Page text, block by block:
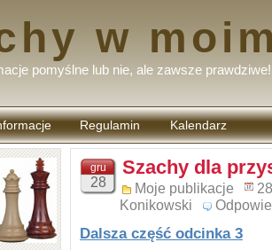
w
pomyślne lub nie, ale zawsze prawdziwe!
Regulamin
komentarzy
Kalendarz
gru
28
Szachy dla
Moje publikacje
Konikowski
Dalsza część odcinka 3